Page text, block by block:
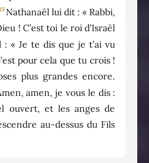
Nathanaël lui dit : « Rabbi,
! C’est toi le roi d’Israël
: « Je te dis que je t’ai vu
pour cela que tu crois !
plus grandes encore.
amen, je vous le dis :
ouvert, et les anges de
au-dessus du Fils